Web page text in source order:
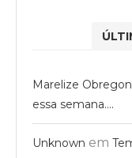
Marelize Obregon
essa semana….
Unknown em